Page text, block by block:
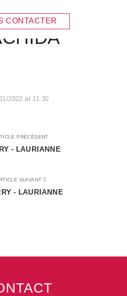
CONTACTER–
2022 at 11:30
PRÉCÉDENT
- LAURIANNE
SUIVANT
- LAURIANNE